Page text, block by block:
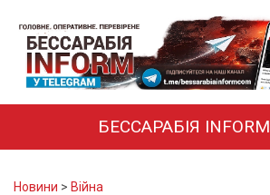
БЕССАРАБІЯ INFORM
Новини > Війна